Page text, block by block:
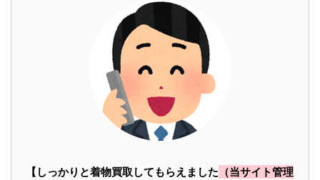
【しっかりと着物買取してもらえました （当サイト管理